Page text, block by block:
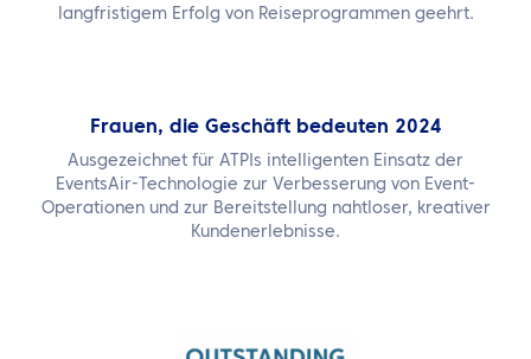
langfristigem Erfolg von Reiseprogrammen geehrt.
Frauen, die Geschäft bedeuten 2024
Ausgezeichnet für ATPIs intelligenten Einsatz der
EventsAir-Technologie zur Verbesserung von Event-
Operationen und zur Bereitstellung nahtloser, kreativer
Kundenerlebnisse.